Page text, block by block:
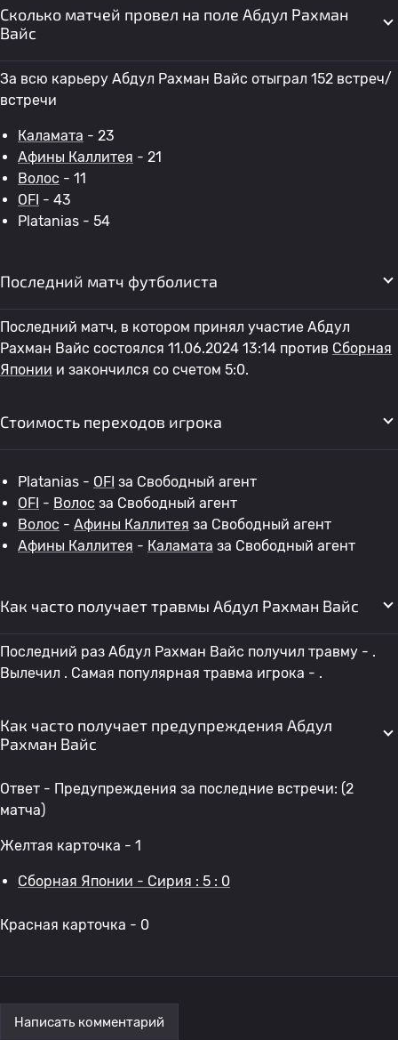
Сколько матчей провел на поле Абдул Рахман
Вайс
За всю карьеру Абдул Рахман Вайс отыграл 152 встреч/
встречи
Каламата - 23
Афины Каллитея - 21
Волос - 11
OFI - 43
Platanias - 54
Последний матч футболиста
Последний матч, в котором принял участие Абдул
Рахман Вайс состоялся 11.06.2024 13:14 против Сборная
Японии и закончился со счетом 5:0.
Стоимость переходов игрока
Platanias - OFI за Свободный агент
OFI - Волос за Свободный агент
Волос - Афины Каллитея за Свободный агент
Афины Каллитея - Каламата за Свободный агент
Как часто получает травмы Абдул Рахман Вайс
Последний раз Абдул Рахман Вайс получил травму - .
Вылечил . Самая популярная травма игрока - .
Как часто получает предупреждения Абдул
Рахман Вайс
Ответ - Предупреждения за последние встречи: (2
матча)
Желтая карточка - 1
Сборная Японии - Сирия : 5 : 0
Красная карточка - 0
Написать комментарий